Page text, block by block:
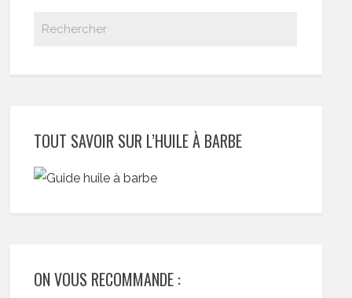
TOUT SAVOIR SUR L’HUILE À BARBE
ON VOUS RECOMMANDE :